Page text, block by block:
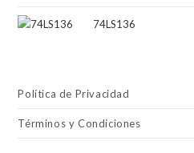
74LS136
Política de Privacidad
Términos y Condiciones